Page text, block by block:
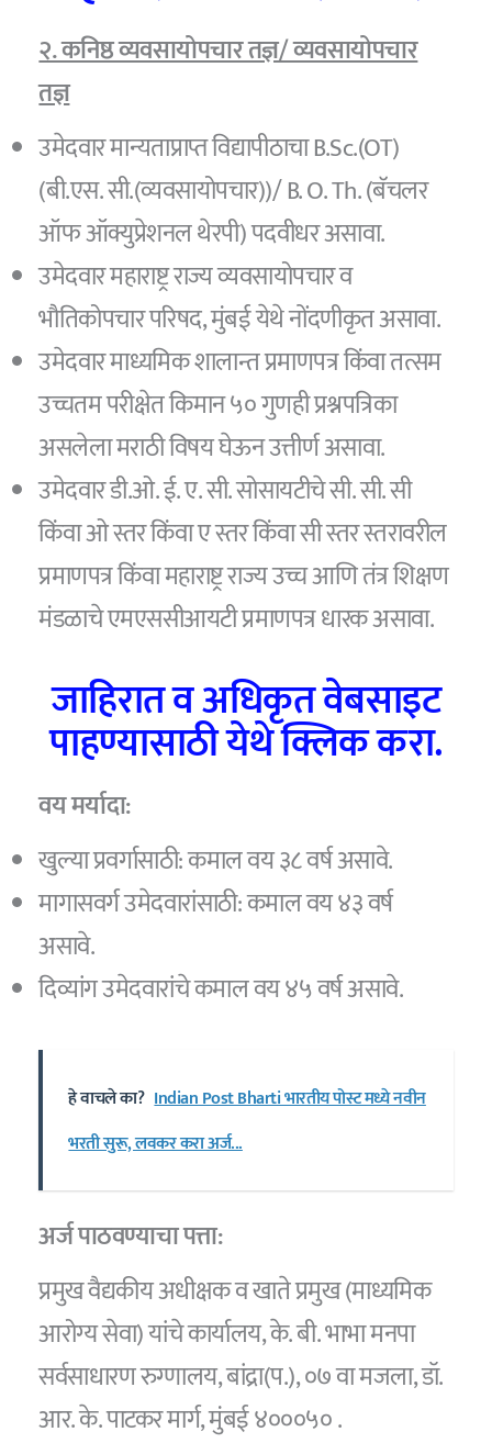
२. कनिष्ठ व्यवसायोपचार तज्ञ/ व्यवसायोपचार
तज्ञ
उमेदवार मान्यताप्राप्त विद्यापीठाचा B.Sc.(OT)
(बी.एस. सी.(व्यवसायोपचार))/ B. O. Th. (बॅचलर
ऑफ ऑक्युप्रेशनल थेरपी) पदवीधर असावा.
उमेदवार महाराष्ट्र राज्य व्यवसायोपचार व
भौतिकोपचार परिषद, मुंबई येथे नोंदणीकृत असावा.
उमेदवार माध्यमिक शालान्त प्रमाणपत्र किंवा तत्सम
उच्चतम परीक्षेत किमान ५० गुणही प्रश्नपत्रिका
असलेला मराठी विषय घेऊन उत्तीर्ण असावा.
उमेदवार डी.ओ. ई. ए. सी. सोसायटीचे सी. सी. सी
किंवा ओ स्तर किंवा ए स्तर किंवा सी स्तर स्तरावरील
प्रमाणपत्र किंवा महाराष्ट्र राज्य उच्च आणि तंत्र शिक्षण
मंडळाचे एमएससीआयटी प्रमाणपत्र धारक असावा.
जाहिरात व अधिकृत वेबसाइट
पाहण्यासाठी येथे क्लिक करा.
वय मर्यादा:
खुल्या प्रवर्गासाठी: कमाल वय ३८ वर्ष असावे.
मागासवर्ग उमेदवारांसाठी: कमाल वय ४३ वर्ष
असावे.
दिव्यांग उमेदवारांचे कमाल वय ४५ वर्ष असावे.
हे वाचले का? Indian Post Bharti भारतीय पोस्ट मध्ये नवीन
भरती सुरू, लवकर करा अर्ज...
अर्ज पाठवण्याचा पत्ता:
प्रमुख वैद्यकीय अधीक्षक व खाते प्रमुख (माध्यमिक
आरोग्य सेवा) यांचे कार्यालय, के. बी. भाभा मनपा
सर्वसाधारण रुग्णालय, बांद्रा(प.), ०७ वा मजला, डॉ.
आर. के. पाटकर मार्ग, मुंबई ४०००५० .